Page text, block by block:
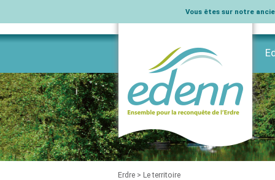
Vous êtes sur notre
Erdre > Le territoire